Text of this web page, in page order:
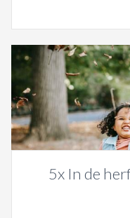
5x In de